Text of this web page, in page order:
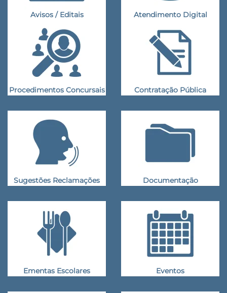
Avisos / Editais Atendimento Digital
Procedimentos Concursais Contratação Pública
Sugestões Reclamações Documentação
Ementas Escolares Eventos